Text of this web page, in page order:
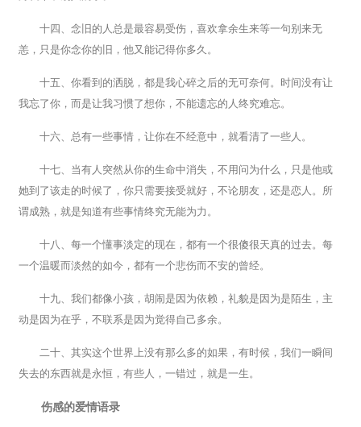
十四、念旧的人总是最容易受伤，喜欢拿余生来等一句别来无
恙，只是你念你的旧，他又能记得你多久。
十五、你看到的洒脱，都是我心碎之后的无可奈何。时间没有让
我忘了你，而是让我习惯了想你，不能遗忘的人终究难忘。
十六、总有一些事情，让你在不经意中，就看清了一些人。
十七、当有人突然从你的生命中消失，不用问为什么，只是他或
她到了该走的时候了，你只需要接受就好，不论朋友，还是恋人。所
谓成熟，就是知道有些事情终究无能为力。
十八、每一个懂事淡定的现在，都有一个很傻很天真的过去。每
一个温暖而淡然的如今，都有一个悲伤而不安的曾经。
十九、我们都像小孩，胡闹是因为依赖，礼貌是因为是陌生，主
动是因为在乎，不联系是因为觉得自己多余。
二十、其实这个世界上没有那么多的如果，有时候，我们一瞬间
失去的东西就是永恒，有些人，一错过，就是一生。
伤感的爱情语录